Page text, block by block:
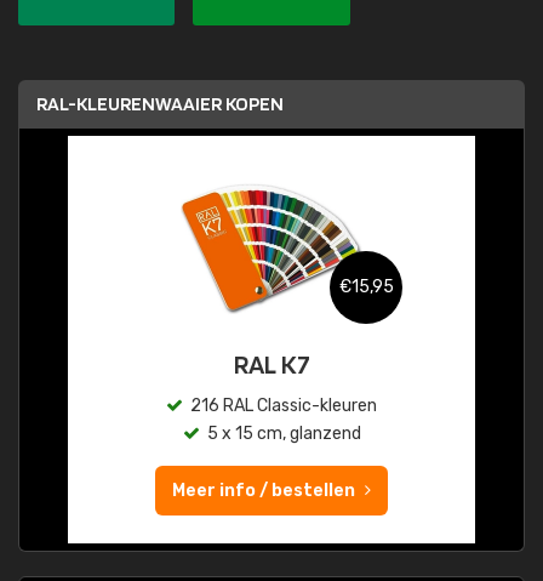
RAL-KLEURENWAAIER KOPEN
€15,95
RAL K7
216 RAL Classic-kleuren
5 x 15 cm, glanzend
Meer info / bestellen